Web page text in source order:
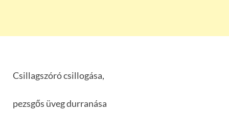
Csillagszóró csillogása,
pezsgős üveg durranása